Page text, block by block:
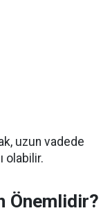
uzun vadede
olabilir.
Önemlidir?